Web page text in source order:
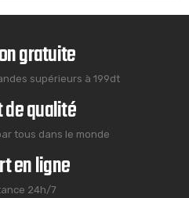
gratuite
supérieurs à 199dt
qualité
tous dans le monde
en ligne
24h/7